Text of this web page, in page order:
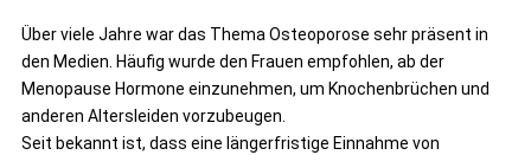
Über viele Jahre war das Thema Osteoporose sehr präsent in
den Medien. Häufig wurde den Frauen empfohlen, ab der
Menopause Hormone einzunehmen, um Knochenbrüchen und
anderen Altersleiden vorzubeugen.
Seit bekannt ist, dass eine längerfristige Einnahme von